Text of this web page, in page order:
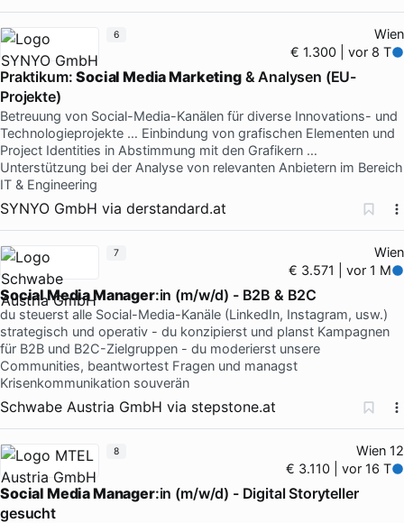
Wien
€ 1.300 | vor 8 T
Praktikum:Social Media Marketing& Analysen (EU-
Projekte)
Betreuung von Social-Media-Kanälen für diverse Innovations- und
Technologieprojekte … Einbindung von grafischen Elementen und
Project Identities in Abstimmung mit den Grafikern …
Unterstützung bei der Analyse von relevanten Anbietern im Bereich
IT & Engineering
SYNYO GmbH via derstandard.at
6
Wien
€ 3.571 | vor 1 M
Social Media Manager:in (m/w/d) - B2B & B2C
du steuerst alle Social-Media-Kanäle (LinkedIn, Instagram, usw.)
strategisch und operativ - du konzipierst und planst Kampagnen
für B2B und B2C-Zielgruppen - du moderierst unsere
Communities, beantwortest Fragen und managst
Krisenkommunikation souverän
Schwabe Austria GmbH via stepstone.at
7
Wien 12
€ 3.110 | vor 16 T
Social Media Manager:in (m/w/d) - Digital Storyteller
gesucht
8